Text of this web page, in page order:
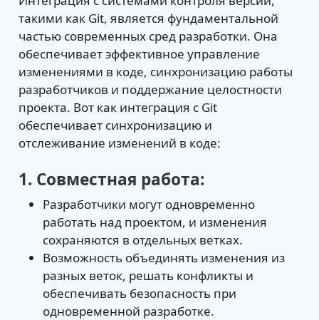
такими как Git, является фундаментальной
частью современных сред разработки. Она
обеспечивает эффективное управление
изменениями в коде, синхронизацию работы
разработчиков и поддержание целостности
проекта. Вот как интеграция с Git
обеспечивает синхронизацию и
отслеживание изменений в коде:
1. Совместная работа:
Разработчики могут одновременно
работать над проектом, и изменения
сохраняются в отдельных ветках.
Возможность объединять изменения из
разных веток, решать конфликты и
обеспечивать безопасность при
одновременной разработке.